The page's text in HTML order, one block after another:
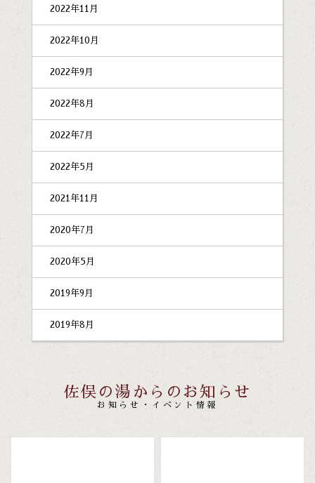
2022年11月
2022年10月
2022年9月
2022年8月
2022年7月
2022年5月
2021年11月
2020年7月
2020年5月
2019年9月
2019年8月
佐俣の湯からのお知らせ
お知らせ・イベント情報